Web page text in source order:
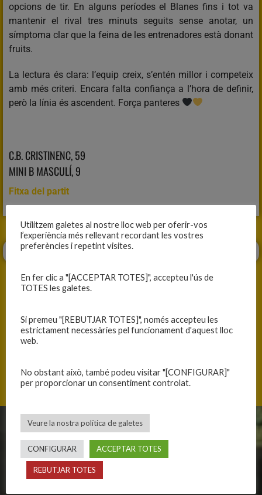
opcions de tir. En alguns períodes el Blanes fins i tot va
mantenir el rival tres minuts seguits sense anotar, un
símptoma clar que la feina de les entrenadores està donant
fruits.
La lectura és clara: l’equip creix, s’entén millor i competeix
amb més criteri. Encara falta confiança a l’hora de definir,
però la línia és ascendent. Força panteres
C.B. CRISTINENC, 59
MINI B MASCULÍ, 9
Fitxa del partit
ANTERIOR
PARTITS A LA CIUTAT ESPORTIVA
SEGÜENT
CLUB
Història
Organització
EQUIPS
Primer equip masculí
Utilitzem galetes al nostre lloc web per oferir-vos
l’experiència més rellevant recordant les vostres
preferències i repetint visites.
En fer clic a "[ACCEPTAR TOTES]", accepteu l'ús de
TOTES les galetes.
Si premeu "[REBUTJAR TOTES]", només accepteu les
estrictament necessàries pel funcionament d'aquest lloc
web.
No obstant això, també podeu visitar "[CONFIGURAR]"
per proporcionar un consentiment controlat.
Veure la nostra política de galetes
CONFIGURAR ACCEPTAR TOTES
REBUTJAR TOTES